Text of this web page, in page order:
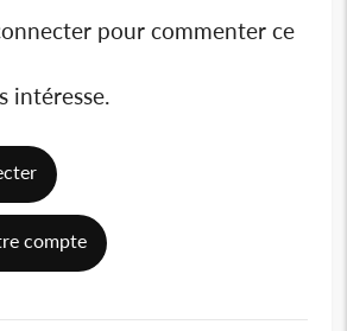
pour commenter ce
intéresse.
compte